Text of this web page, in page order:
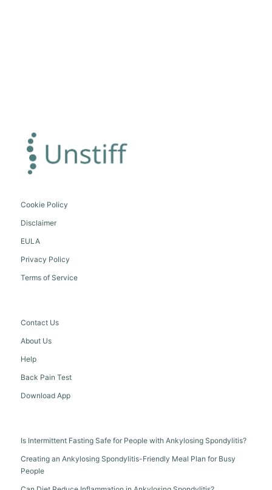
Cookie Policy
Disclaimer
EULA
Privacy Policy
Terms of Service
Contact Us
About Us
Help
Back Pain Test
Download App
Is Intermittent Fasting Safe for People with Ankylosing Spondylitis?
Creating an Ankylosing Spondylitis-Friendly Meal Plan for Busy
People